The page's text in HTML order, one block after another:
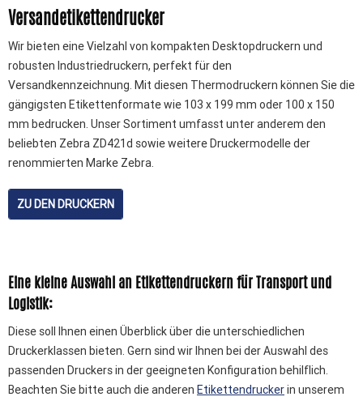
158,87 € *
Versandetikettendrucker
Wir bieten eine Vielzahl von kompakten Desktopdruckern und
robusten Industriedruckern, perfekt für den
Versandkennzeichnung. Mit diesen Thermodruckern können Sie die
gängigsten Etikettenformate wie 103 x 199 mm oder 100 x 150
mm bedrucken. Unser Sortiment umfasst unter anderem den
beliebten Zebra ZD421d sowie weitere Druckermodelle der
renommierten Marke Zebra.
ZU DEN DRUCKERN
Eine kleine Auswahl an Etikettendruckern für Transport und
Logistik:
Diese soll Ihnen einen Überblick über die unterschiedlichen
Druckerklassen bieten. Gern sind wir Ihnen bei der Auswahl des
passenden Druckers in der geeigneten Konfiguration behilflich.
Beachten Sie bitte auch die anderen Etikettendruckerin unserem